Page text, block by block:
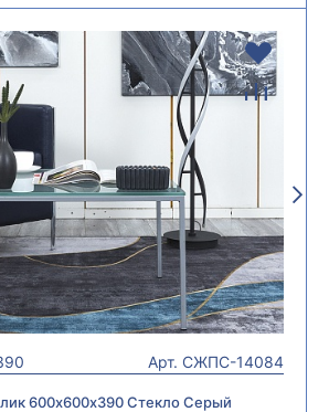
Арт. СЖПС-14084
600х600х390 Стекло Серый